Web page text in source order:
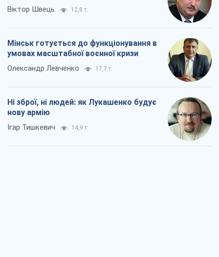
Віктор Швець 12,8 т.
Мінськ готується до функціонування в
умовах масштабної воєнної кризи
Олександр Левченко 17,7 т.
Ні зброї, ні людей: як Лукашенко будує
нову армію
Ігар Тишкевич 14,9 т.